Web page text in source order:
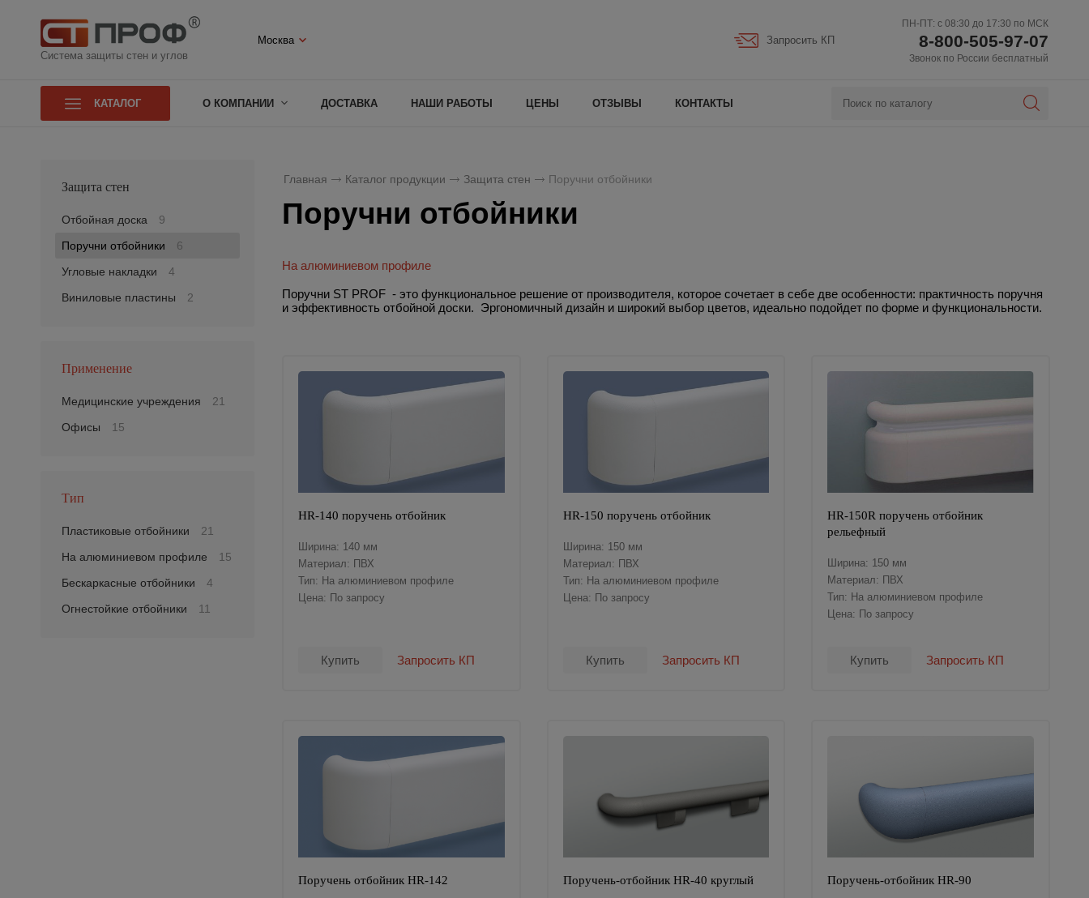
Система защиты стен и углов
Москва Запросить КП
ПН-ПТ: с 08:30 до 17:30 по МСК
8-800-505-97-07
Звонок по России бесплатный
КАТАЛОГ О КОМПАНИИ ДОСТАВКА НАШИ РАБОТЫ ЦЕНЫ ОТЗЫВЫ КОНТАКТЫ
Главная Каталог продукции Защита стен Поручни отбойники
Поручни отбойники
На алюминиевом профиле
Поручни ST PROF - это функциональное решение от производителя, которое сочетает в себе две особенности: практичность поручня
и эффективность отбойной доски. Эргономичный дизайн и широкий выбор цветов, идеально подойдет по форме и функциональности.
HR-140 поручень отбойник
Ширина: 140 мм
Материал: ПВХ
Тип: На алюминиевом профиле
Цена: По запросу
Купить Запросить КП
HR-150 поручень отбойник
Ширина: 150 мм
Материал: ПВХ
Тип: На алюминиевом профиле
Цена: По запросу
Купить Запросить КП
HR-150R поручень отбойник
рельефный
Ширина: 150 мм
Материал: ПВХ
Тип: На алюминиевом профиле
Цена: По запросу
Купить Запросить КП
Поручень отбойник HR-142 Поручень-отбойник HR-40 круглый Поручень-отбойник HR-90
Защита стен
Отбойная доска
9
Поручни отбойники
6
Угловые накладки
4
Виниловые пластины
2
Применение
Медицинские учреждения
21
Офисы
15
Тип
Пластиковые отбойники
21
На алюминиевом профиле
15
Бескаркасные отбойники
4
Огнестойкие отбойники
11